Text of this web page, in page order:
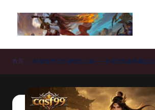
开
奇
首页 私服传奇记忆项链怎么刷——分享老玩家私藏点位